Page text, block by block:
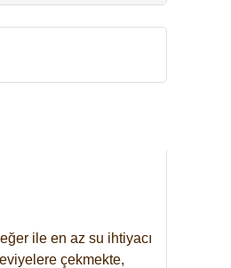
ile en az su ihtiyacı
çekmekte,